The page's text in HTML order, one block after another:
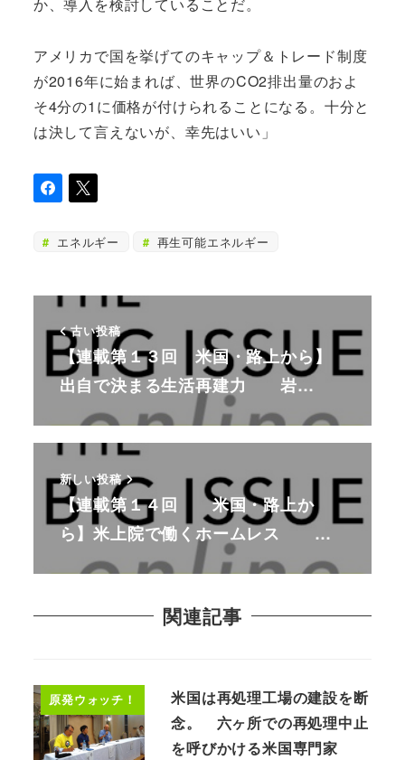
か、導入を検討していることだ。
アメリカで国を挙げてのキャップ＆トレード制度
が2016年に始まれば、世界のCO2排出量のおよ
そ4分の1に価格が付けられることになる。十分と
は決して言えないが、幸先はいい」
エネルギー 再生可能エネルギー
古い投稿
【連載第１３回 米国・路上から】
出自で決まる生活再建力 岩…
新しい投稿
【連載第１４回 米国・路上か
ら】米上院で働くホームレス …
関連記事
原発ウォッチ！
米国は再処理工場の建設を断
念。 六ヶ所での再処理中止
を呼びかける米国専門家